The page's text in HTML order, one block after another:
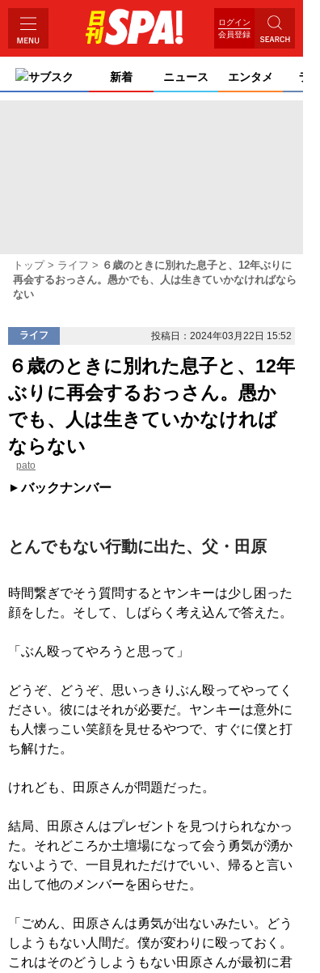
ログイン
会員登録
サブスク 新着 ニュース エンタメ ライ
トップ ライフ
６歳のときに別れた息子と、12年ぶりに
再会するおっさん。愚かでも、人は生きていかなければなら
ない
ライフ 投稿日：2024年03月22日 15:52
６歳のときに別れた息子と、12年
ぶりに再会するおっさん。愚か
でも、人は生きていかなければ
ならない
pato
バックナンバー
とんでもない行動に出た、父・田原
時間繋ぎでそう質問するとヤンキーは少し困った
顔をした。そして、しばらく考え込んで答えた。
「ぶん殴ってやろうと思って」
どうぞ、どうぞ、思いっきりぶん殴ってやってく
ださい。彼にはそれが必要だ。ヤンキーは意外に
も人懐っこい笑顔を見せるやつで、すぐに僕と打
ち解けた。
けれども、田原さんが問題だった。
結局、田原さんはプレゼントを見つけられなかっ
た。それどころか土壇場になって会う勇気が湧か
ないようで、一目見れただけでいい、帰ると言い
出して他のメンバーを困らせた。
「ごめん、田原さんは勇気が出ないみたい。どう
しようもない人間だ。僕が変わりに殴っておく。
これはそのどうしようもない田原さんが最初に君